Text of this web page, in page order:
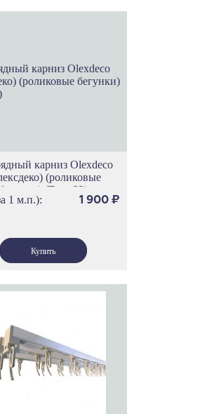
карниз Olexdeco
(роликовые
бегунки) (Трек 33)
1 м.п.):
1 900 ₽